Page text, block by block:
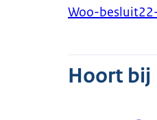
Woo-besluit
Hoort bij